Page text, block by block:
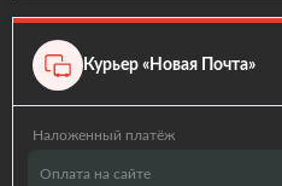
Курьер «Новая Почта»
Наложенный платёж
Оплата на сайте